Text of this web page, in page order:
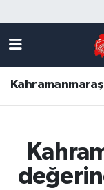
Kahramanmaraş
Süper Lig